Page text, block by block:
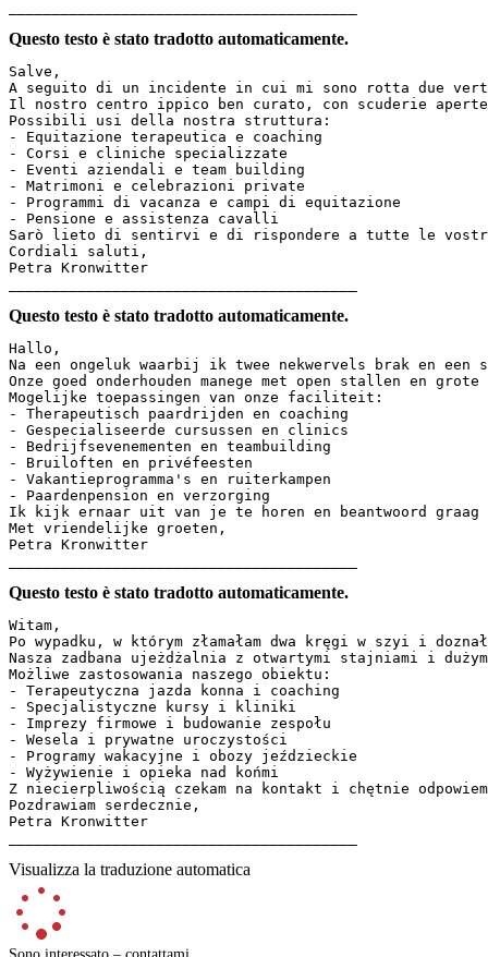
Questo testo è stato tradotto automaticamente.
Salve,
A seguito di un incidente in cui mi sono rotta due
Il nostro centro ippico ben curato, con scuderie
Possibili usi della nostra struttura:
- Equitazione terapeutica e coaching
- Corsi e cliniche specializzate
- Eventi aziendali e team building
- Matrimoni e celebrazioni private
- Programmi di vacanza e campi di equitazione
- Pensione e assistenza cavalli
Sarò lieto di sentirvi e di rispondere a tutte le vostre
Cordiali saluti,
Petra Kronwitter
Questo testo è stato tradotto automaticamente.
Hallo,
Na een ongeluk waarbij ik twee nekwervels brak en een
Onze goed onderhouden manege met open stallen en
Mogelijke toepassingen van onze faciliteit:
- Therapeutisch paardrijden en coaching
- Gespecialiseerde cursussen en clinics
- Bedrijfsevenementen en teambuilding
- Bruiloften en privéfeesten
- Vakantieprogramma's en ruiterkampen
- Paardenpension en verzorging
Ik kijk ernaar uit van je te horen en beantwoord
Met vriendelijke groeten,
Petra Kronwitter
Questo testo è stato tradotto automaticamente.
Witam,
Po wypadku, w którym złamałam dwa kręgi w szyi i
Nasza zadbana ujeżdżalnia z otwartymi stajniami i
Możliwe zastosowania naszego obiektu:
- Terapeutyczna jazda konna i coaching
- Specjalistyczne kursy i kliniki
- Imprezy firmowe i budowanie zespołu
- Wesela i prywatne uroczystości
- Programy wakacyjne i obozy jeździeckie
- Wyżywienie i opieka nad końmi
Z niecierpliwością czekam na kontakt i chętnie
Pozdrawiam serdecznie,
Petra Kronwitter
Visualizza la traduzione automatica